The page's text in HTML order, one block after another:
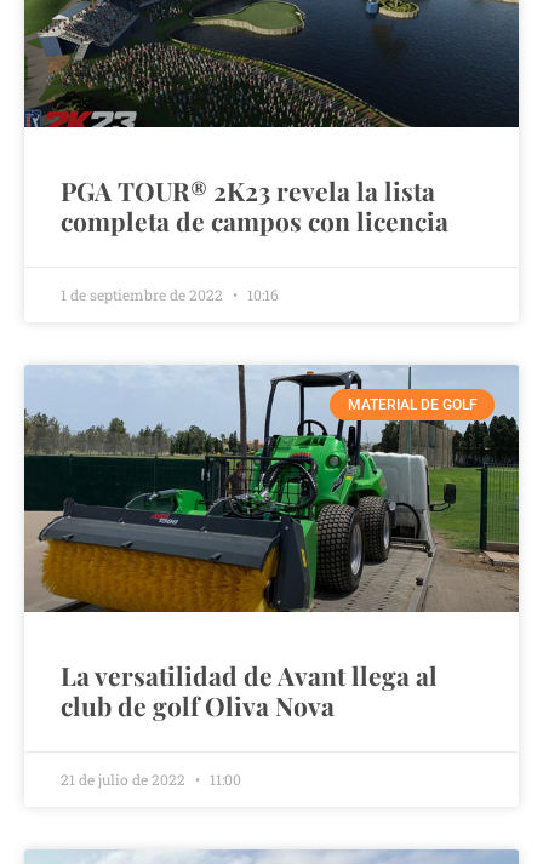
PGA TOUR® 2K23 revela la lista
completa de campos con licencia
1 de septiembre de 2022 10:16
MATERIAL DE GOLF
La versatilidad de Avant llega al
club de golf Oliva Nova
21 de julio de 2022 11:00